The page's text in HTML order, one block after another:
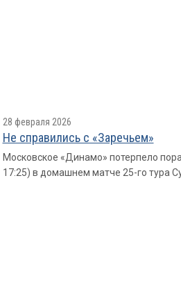
28 февраля 2026
Не справились с «Заречьем»
Московское «Динамо» потерпело
17:25) в домашнем матче 25-го тура